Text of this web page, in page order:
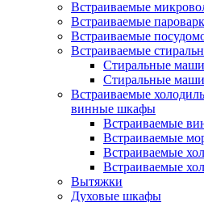
Встраиваемые
Встраиваемые
Встраиваемые
Встраиваемые
Стиральные
Стиральные
Встраиваемые
винные шкафы
Встраиваемые
Встраиваемые
Встраиваемые
Встраиваемые
Вытяжки
Духовые шкафы